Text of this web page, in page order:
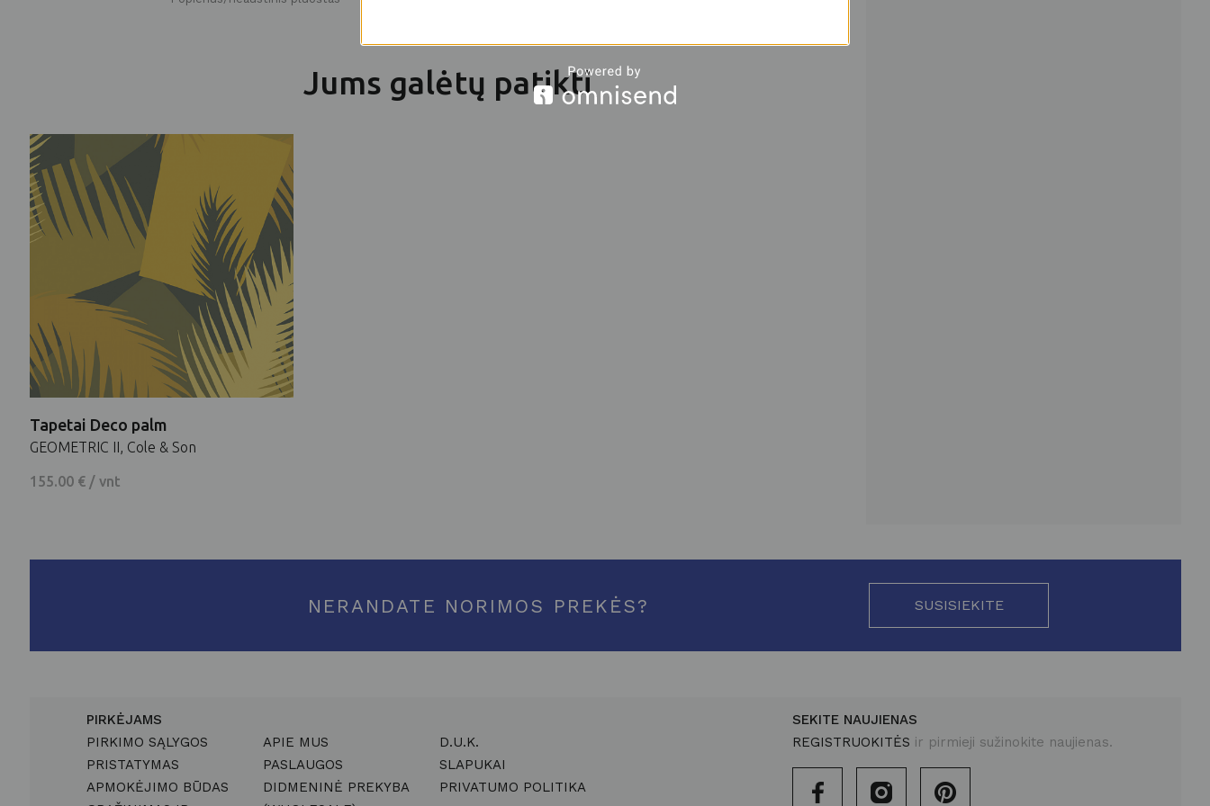
Jums galėtų patikti
Tapetai Deco palm
GEOMETRIC II, Cole & Son
155.00 € / vnt
NERANDATE NORIMOS PREKĖS? SUSISIEKITE
PIRKĖJAMS
PIRKIMO SĄLYGOS
PRISTATYMAS
APMOKĖJIMO BŪDAS
APIE MUS
PASLAUGOS
DIDMENINĖ PREKYBA
D.U.K.
SLAPUKAI
PRIVATUMO POLITIKA
SEKITE NAUJIENAS
REGISTRUOKITĖS ir pirmieji sužinokite naujienas.